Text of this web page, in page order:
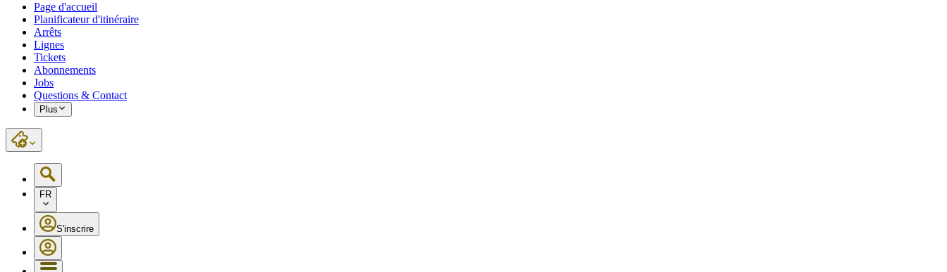
Page d'accueil
Planificateur d'itinéraire
Arrêts
Lignes
Tickets
Abonnements
Jobs
Questions & Contact
Plus
FR
S'inscrire